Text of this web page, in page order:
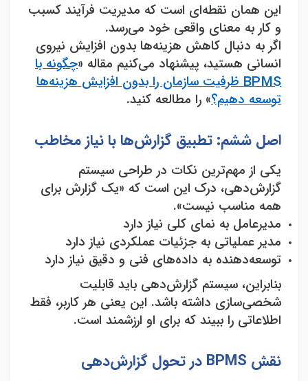
این همان نقطه‌ای است که مدیریت فرآیند کسبب
و کار به معنای واقعی خود می‌رسد.
اگر به دنبال کاهش هزینه‌ها بدون افزایش نیروی
انسانی هستید، پیشنهاد می‌کنیم مقاله «چگونه با
BPMSظرفیت سازمان را بدون افزایش هزینه‌ها
توسعه دهیم؟» را مطالعه کنید.
اصل ششم: تطبیق گزارش‌ها با نیاز مخاطب
یکی از مهم‌ترین نکات در طراحی سیستم
گزارش‌دهی، درک این است که «یک گزارش برای
همه مناسب نیست».
مدیرعامل به نمای کلی نیاز دارد
مدیر عملیاتی به جزئیات عملکردی نیاز دارد
توسعه‌دهنده به داده‌های فنی و دقیق نیاز دارد
بنابراین، سیستم گزارش‌دهی باید قابلیت
شخصی‌سازی داشته باشد. این یعنی هر کاربر، فقط
اطلاعاتی را ببیند که برای او ارزشمند است.
نقش در تحول گزارش‌دهی